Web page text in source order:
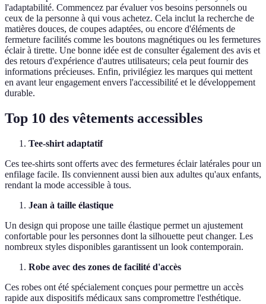
l'adaptabilité. Commencez par évaluer vos besoins personnels ou
ceux de la personne à qui vous achetez. Cela inclut la recherche de
matières douces, de coupes adaptées, ou encore d'éléments de
fermeture facilités comme les boutons magnétiques ou les fermetures
éclair à tirette. Une bonne idée est de consulter également des avis et
des retours d'expérience d'autres utilisateurs; cela peut fournir des
informations précieuses. Enfin, privilégiez les marques qui mettent
en avant leur engagement envers l'accessibilité et le développement
durable.
Top 10 des vêtements accessibles
Tee-shirt adaptatif
Ces tee-shirts sont offerts avec des fermetures éclair latérales pour un
enfilage facile. Ils conviennent aussi bien aux adultes qu'aux enfants,
rendant la mode accessible à tous.
Jean à taille élastique
Un design qui propose une taille élastique permet un ajustement
confortable pour les personnes dont la silhouette peut changer. Les
nombreux styles disponibles garantissent un look contemporain.
Robe avec des zones de facilité d'accès
Ces robes ont été spécialement conçues pour permettre un accès
rapide aux dispositifs médicaux sans compromettre l'esthétique.